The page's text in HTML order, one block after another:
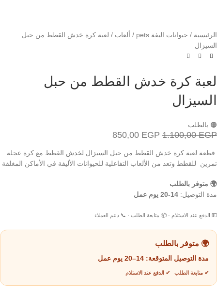
الرئيسية حيوانات اليفة pets ألعاب
لعبة كرة خدش القطط من حبل
السيزال
لعبة كرة خدش القطط من حبل
السيزال
🟠 بالطلب
1.100,00EGP
850,00 EGP
قطعة لعبة كرة خدش القطط من حبل السيزال لخدش القطط مع كرة عجلة
تمرين للقطط وتعد من الألعاب التفاعلية للحيوانات الأليفة في الأماكن المغلقة
🌍 متوفر بالطلب
مدة التوصيل: 14-20 يوم عمل
💵 الدفع عند الاستلام · 📦 متابعة الطلب · 📞 دعم العملاء
🌍 متوفر بالطلب
مدة التوصيل المتوقعة: 14–20 يوم عمل
✔ متابعة الطلب ✔ الدفع عند الاستلام